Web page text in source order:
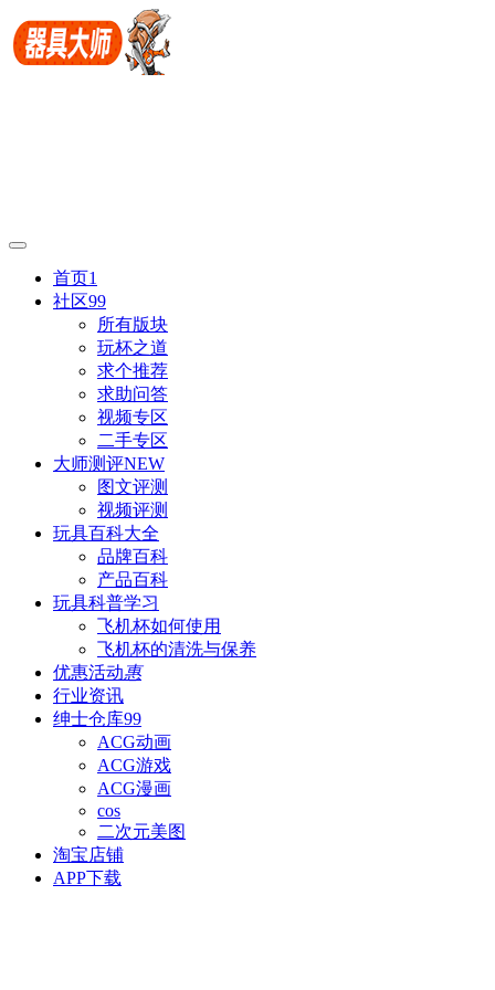
首页1
社区99
所有版块
玩杯之道
求个推荐
求助问答
视频专区
二手专区
大师测评NEW
图文评测
视频评测
玩具百科大全
品牌百科
产品百科
玩具科普学习
飞机杯如何使用
飞机杯的清洗与保养
优惠活动惠
行业资讯
绅士仓库99
ACG动画
ACG游戏
ACG漫画
cos
二次元美图
淘宝店铺
APP下载